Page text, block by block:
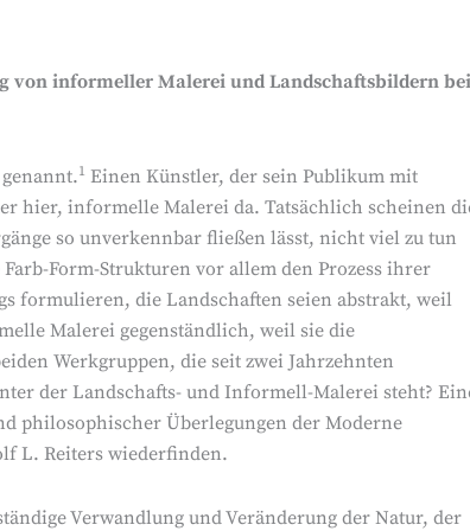
von informeller Malerei und Landschaftsbildern bei
1 Einen Künstler, der sein Publikum mit
hier, informelle Malerei da. Tatsächlich scheinen
so unverkennbar fließen lässt, nicht viel zu tun
Form-Strukturen vor allem den Prozess ihrer
formulieren, die Landschaften seien abstrakt, weil
Malerei gegenständlich, weil sie die
Werkgruppen, die seit zwei Jahrzehnten
der Landschafts- und Informell-Malerei steht?
philosophischer Überlegungen der Moderne
L. Reiters wiederfinden.
Verwandlung und Veränderung der Natur, der